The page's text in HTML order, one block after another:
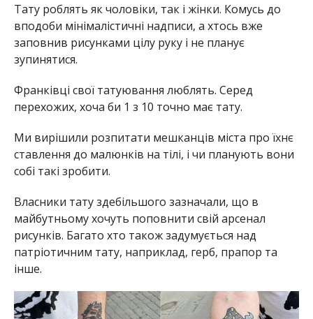
Тату роблять як чоловіки, так і жінки. Комусь до
вподоби мінімалістичні надписи, а хтось вже
заповнив рисунками цілу руку і не планує
зупинятися.
Франківці свої татуювання люблять. Серед
перехожих, хоча би 1 з 10 точно має тату.
Ми вирішили розпитати мешканців міста про їхнє
ставлення до малюнків на тілі, і чи планують вони
собі такі зробити.
Власники тату здебільшого зазначали, що в
майбутньому хочуть поповнити свій арсенал
рисунків. Багато хто також задумується над
патріотичним тату, наприклад, герб, прапор та
інше.